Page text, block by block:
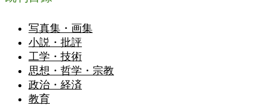
写真集・画集
小説・批評
工学・技術
思想・哲学・宗教
政治・経済
教育